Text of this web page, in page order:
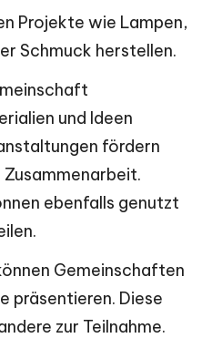
Projekte wie Lampen,
Schmuck herstellen.
und Ideen
fördern
ebenfalls genutzt
Gemeinschaften
präsentieren. Diese
zur Teilnahme.